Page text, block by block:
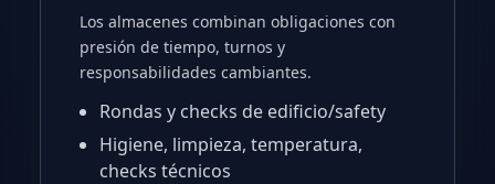
Los almacenes combinan obligaciones con
presión de tiempo, turnos y
responsabilidades cambiantes.
Rondas y checks de edificio/safety
Higiene, limpieza, temperatura,
checks técnicos